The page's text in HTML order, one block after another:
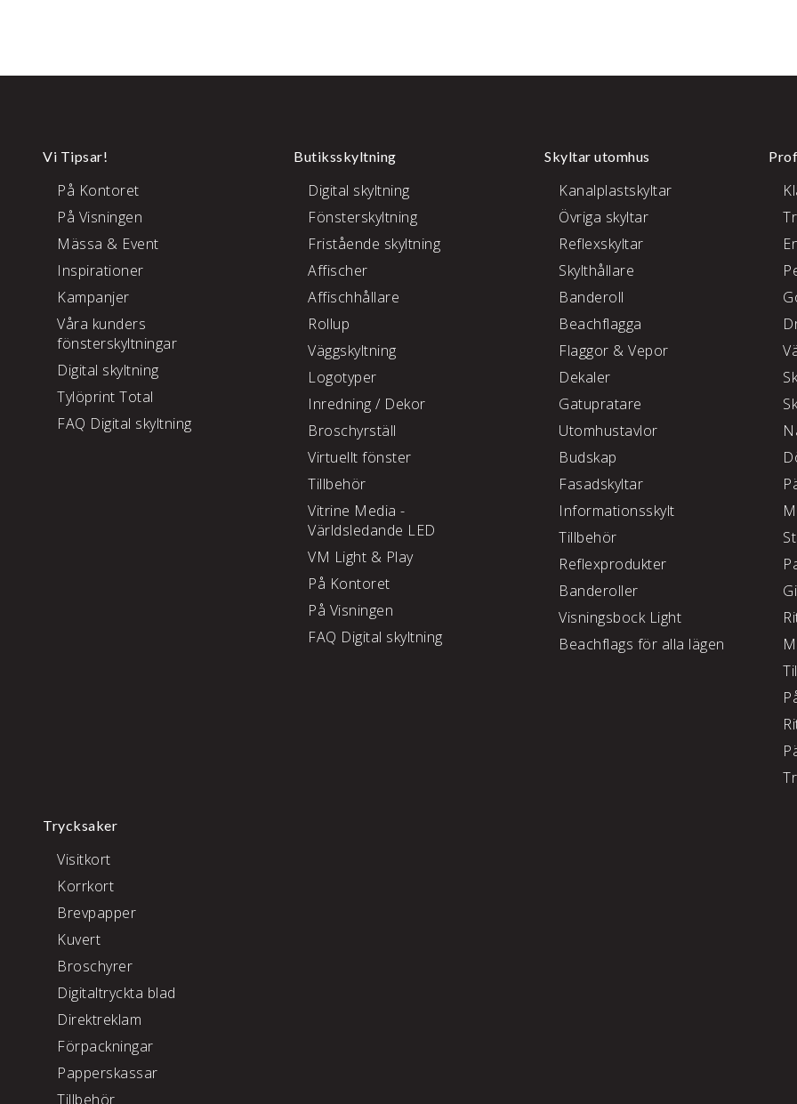
Vi Tipsar!
På Kontoret
På Visningen
Mässa & Event
Inspirationer
Kampanjer
Våra kunders
fönsterskyltningar
Digital skyltning
Tylöprint Total
FAQ Digital skyltning
Butiksskyltning
Digital skyltning
Fönsterskyltning
Fristående skyltning
Affischer
Affischhållare
Rollup
Väggskyltning
Logotyper
Inredning / Dekor
Broschyrställ
Virtuellt fönster
Tillbehör
Vitrine Media -
Världsledande LED
VM Light & Play
På Kontoret
På Visningen
FAQ Digital skyltning
Skyltar utomhus
Kanalplastskyltar
Övriga skyltar
Reflexskyltar
Skylthållare
Banderoll
Beachflagga
Flaggor & Vepor
Dekaler
Gatupratare
Utomhustavlor
Budskap
Fasadskyltar
Informationsskylt
Tillbehör
Reflexprodukter
Banderoller
Visningsbock Light
Beachflags för alla lägen
Trycksaker
Visitkort
Korrkort
Brevpapper
Kuvert
Broschyrer
Digitaltryckta blad
Direktreklam
Förpackningar
Papperskassar
Tillbehör